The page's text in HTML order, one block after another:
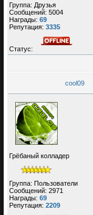
Группа: Друзья
Сообщений: 5004
Награды: 69
Репутация: 3335
Статус:
cool09
Грёбаный колладер
Группа: Пользователи
Сообщений: 2971
Награды: 69
Репутация: 2209